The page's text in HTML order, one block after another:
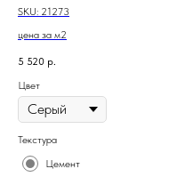
SKU: 21273
цена за м2
5 520 р.
Цвет
Текстура
Цемент